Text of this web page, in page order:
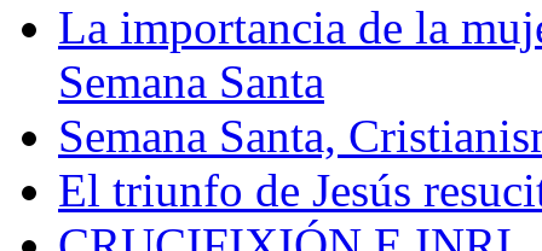
La importancia de la
Semana Santa
Semana Santa,
El triunfo de Jesús